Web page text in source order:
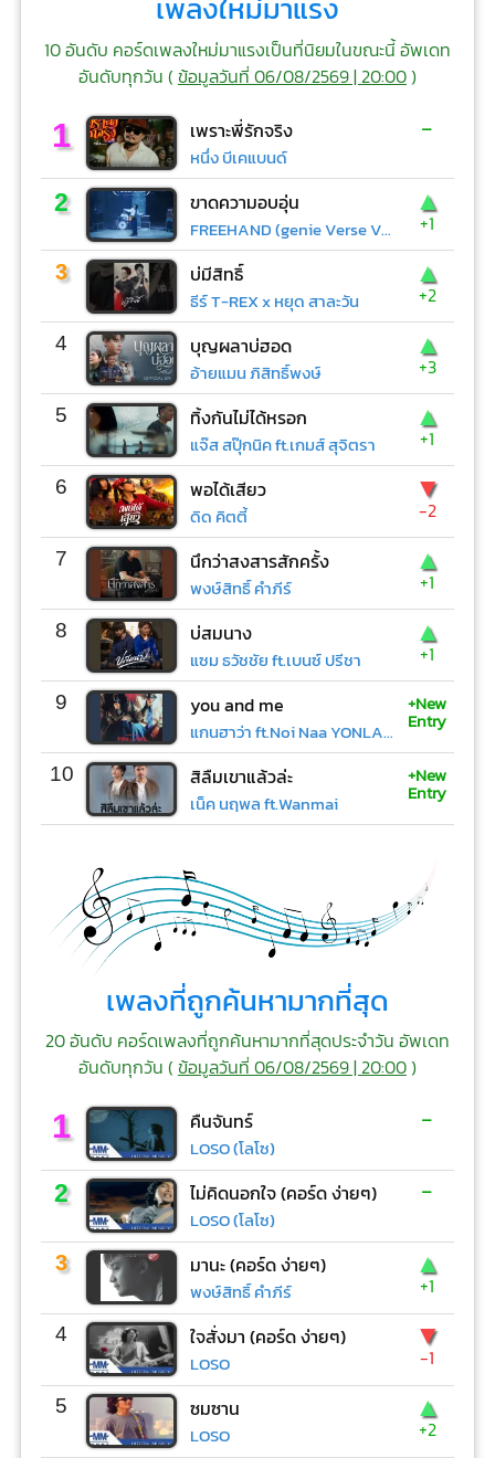
เพลงใหม่มาแรง
10 อันดับ คอร์ดเพลงใหม่มาแรงเป็นที่นิยมในขณะนี้ อัพเดท
อันดับทุกวัน (ข้อมูลวันที่ 06/08/2569 | 20:00)
1 เพราะพี่รักจริง
หนึ่ง บีเคแบนด์
-
2 ขาดความอบอุ่น
FREEHAND (genie Verse Vol.1)
▲
+1
3 บ่มีสิทธิ์
ธีร์ T-REX x หยุด สาละวัน
▲
+2
4 บุญผลาบ่ฮอด
อ้ายแมน ภิสิทธิ์พงษ์
▲
+3
5 ทิ้งกันไม่ได้หรอก
แจ๊ส สปุ๊กนิค ft.เกมส์ สุจิตรา
▲
+1
6 พอได้เสียว
ดิด คิตตี้
▼
-2
7 นึกว่าสงสารสักครั้ง
พงษ์สิทธิ์ คำภีร์
▲
+1
8 บ่สมนาง
แซม ธวัชชัย ft.เบนซ์ ปรีชา
▲
+1
9 you and me
แกนฮาว่า ft.Noi Naa YONLAPA
+New
Entry
10 สิลืมเขาแล้วล่ะ
เน็ค นฤพล ft.Wanmai
+New
Entry
เพลงที่ถูกค้นหามากที่สุด
20 อันดับ คอร์ดเพลงที่ถูกค้นหามากที่สุดประจำวัน อัพเดท
อันดับทุกวัน (ข้อมูลวันที่ 06/08/2569 | 20:00)
1 คืนจันทร์
LOSO (โลโซ)
-
2 ไม่คิดนอกใจ (คอร์ด ง่ายๆ)
LOSO (โลโซ)
-
3 มานะ (คอร์ด ง่ายๆ)
พงษ์สิทธิ์ คำภีร์
▲
+1
4 ใจสั่งมา (คอร์ด ง่ายๆ)
LOSO
▼
-1
5 ซมซาน
LOSO
▲
+2